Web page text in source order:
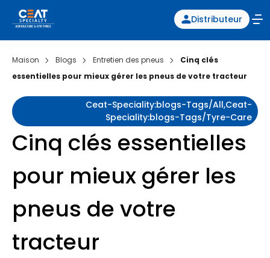
Distributeur
Maison Blogs Entretien des pneus
Cinq clés
essentielles pour mieux gérer les pneus de votre tracteur
Ceat-Speciality:blogs-Tags/all,ceat-
Speciality:blogs-Tags/tyre-Care
Cinq clés essentielles
pour mieux gérer les
pneus de votre
tracteur